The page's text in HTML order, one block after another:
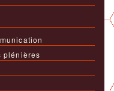
plénières